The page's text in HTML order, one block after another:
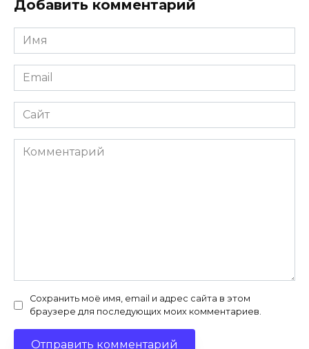
Добавить комментарий
Имя
*
Email
*
Сайт
Комментарий
Сохранить моё имя, email и адрес сайта в этом
браузере для последующих моих комментариев.